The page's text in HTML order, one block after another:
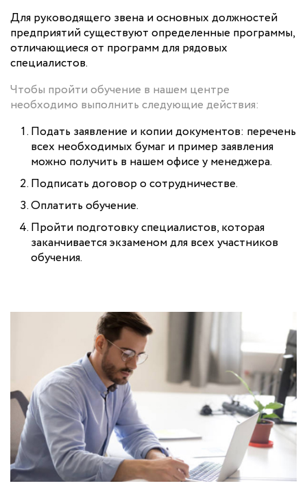
Для руководящего звена и основных должностей
предприятий существуют определенные программы,
отличающиеся от программ для рядовых
специалистов.
Чтобы пройти обучение в нашем центре
необходимо выполнить следующие действия:
Подать заявление и копии документов: перечень
всех необходимых бумаг и пример заявления
можно получить в нашем офисе у менеджера.
Подписать договор о сотрудничестве.
Оплатить обучение.
Пройти подготовку специалистов, которая
заканчивается экзаменом для всех участников
обучения.